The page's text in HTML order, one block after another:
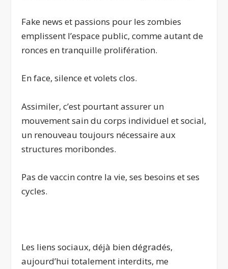
Fake news et passions pour les zombies
emplissent l’espace public, comme autant de
ronces en tranquille prolifération.
En face, silence et volets clos.
Assimiler, c’est pourtant assurer un
mouvement sain du corps individuel et social,
un renouveau toujours nécessaire aux
structures moribondes.
Pas de vaccin contre la vie, ses besoins et ses
cycles.
Les liens sociaux, déjà bien dégradés,
aujourd’hui totalement interdits, me